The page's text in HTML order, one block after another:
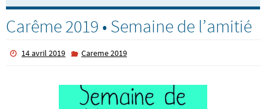
Carême 2019 • Semaine de l’amitié
14 avril 2019 Careme 2019